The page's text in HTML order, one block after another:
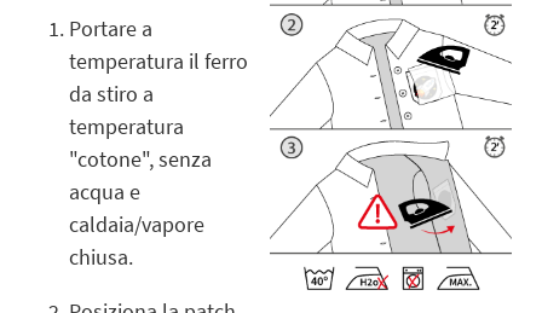
Portare a
temperatura il ferro
da stiro a
temperatura
"cotone", senza
acqua e
caldaia/vapore
chiusa.